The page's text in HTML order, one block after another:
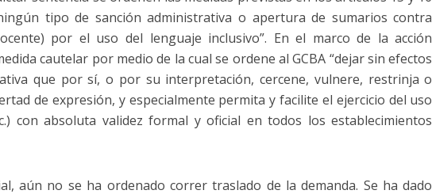
tipo de sanción administrativa o apertura de sumarios contra
por el uso del lenguaje inclusivo”. En el marco de la acción
cautelar por medio de la cual se ordene al GCBA “dejar sin efectos
que por sí, o por su interpretación, cercene, vulnere, restrinja o
de expresión, y especialmente permita y facilite el ejercicio del uso
con absoluta validez formal y oficial en todos los establecimientos
aún no se ha ordenado correr traslado de la demanda. Se ha dado